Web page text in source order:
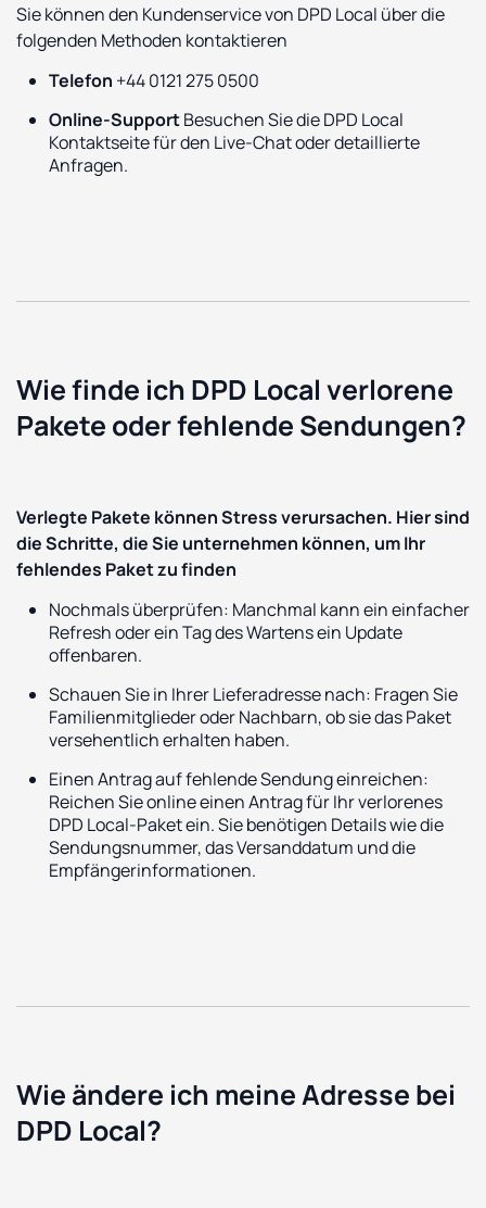
Sie können den Kundenservice von DPD Local über die
folgenden Methoden kontaktieren
Telefon +44 0121 275 0500
Online-SupportBesuchen Sie die DPD Local
Kontaktseite für den Live-Chat oder detaillierte
Anfragen.
Wie finde ich DPD Local verlorene
Pakete oder fehlende Sendungen?
Verlegte Pakete können Stress verursachen. Hier sind
die Schritte, die Sie unternehmen können, um Ihr
fehlendes Paket zu finden
Nochmals überprüfen: Manchmal kann ein einfacher
Refresh oder ein Tag des Wartens ein Update
offenbaren.
Schauen Sie in Ihrer Lieferadresse nach: Fragen Sie
Familienmitglieder oder Nachbarn, ob sie das Paket
versehentlich erhalten haben.
Einen Antrag auf fehlende Sendung einreichen:
Reichen Sie online einen Antrag für Ihr verlorenes
DPD Local-Paket ein. Sie benötigen Details wie die
Sendungsnummer, das Versanddatum und die
Empfängerinformationen.
Wie ändere ich meine Adresse bei
DPD Local?